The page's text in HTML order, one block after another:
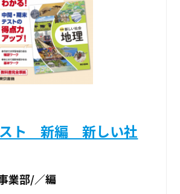
スト 新編 新しい社
業部/／編